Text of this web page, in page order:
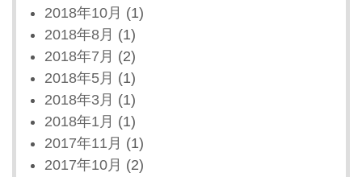
2018年10月 (1)
2018年8月 (1)
2018年7月 (2)
2018年5月 (1)
2018年3月 (1)
2018年1月 (1)
2017年11月 (1)
2017年10月 (2)